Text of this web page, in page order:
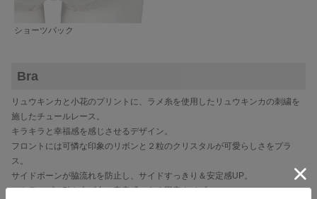
ショーツバック
Bra
リュウキンカと小花のプリントに、ラメ糸を使用したリュウキンカの刺繍を
施したチュールレース。
キラキラと幸福感を感じさせるデザイン。
フロントには可憐な印象のリボンと２粒のクリスタルが可愛らしさをプラ
ス。
サイドボーンが脇流れを防止し、サイドすっきり＆安定感UP。
ストラップは引き上げ力と安定感のある固定タイプ。